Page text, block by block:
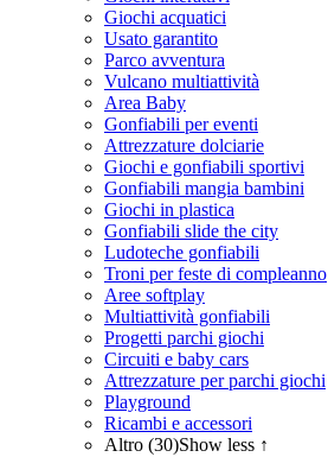
Giochi acquatici
Usato garantito
Parco avventura
Vulcano multiattività
Area Baby
Gonfiabili per eventi
Attrezzature dolciarie
Giochi e gonfiabili sportivi
Gonfiabili mangia bambini
Giochi in plastica
Gonfiabili slide the city
Ludoteche gonfiabili
Troni per feste di compleanno
Aree softplay
Multiattività gonfiabili
Progetti parchi giochi
Circuiti e baby cars
Attrezzature per parchi giochi
Playground
Ricambi e accessori
Altro (30)Show less ↑